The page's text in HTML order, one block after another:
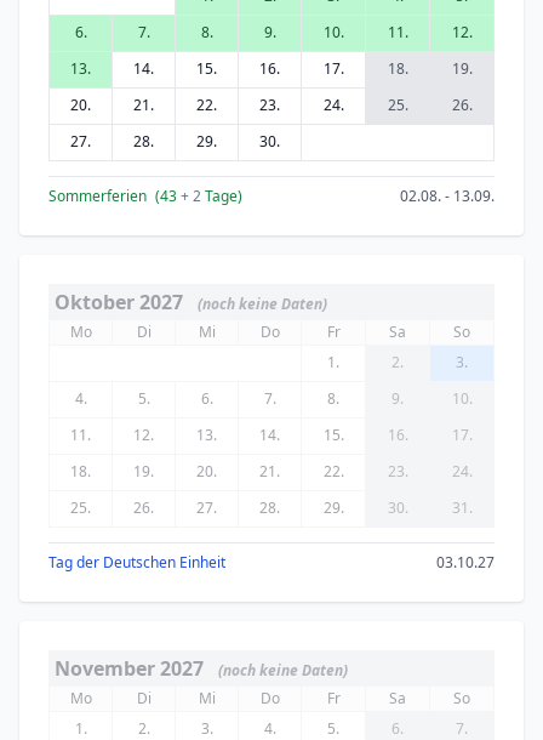
6.
7. 8. 9. 10. 11.
12.
13.
14. 15. 16. 17. 18.
19.
20.
21. 22. 23. 24. 25.
26.
27.
28. 29. 30.
Sommerferien (43+ 2Tage) 02.08. - 13.09.
Oktober 2027
(noch keine Daten)
Mo
Di Mi Do Fr Sa
So
1.
2.
3.
4.
5. 6. 7. 8. 9.
10.
11.
12. 13. 14. 15. 16.
17.
18.
19. 20. 21. 22. 23.
24.
25.
26. 27. 28. 29. 30. 31.
Tag der Deutschen Einheit 03.10.27
November 2027
(noch keine Daten)
Mo
Di Mi Do Fr Sa
So
1.
2. 3. 4. 5. 6.
7.